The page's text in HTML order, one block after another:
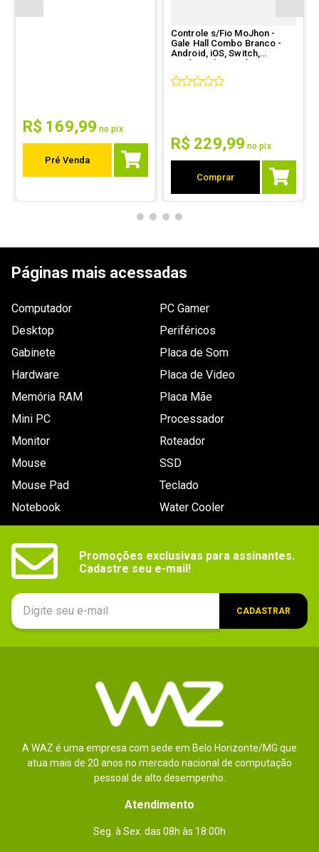
Pedais
Não especificada.
informações
R$ 169,99 no pix
Pré Venda
Controle s/Fio MoJhon -
Gale Hall Combo Branco -
Android, iOS, Switch,
Windows (Branco) - BIGBIG
WON
R$ 229,99 no pix
Comprar
Páginas mais acessadas
Computador
Desktop
Gabinete
Hardware
Memória RAM
Mini PC
Monitor
Mouse
Mouse Pad
Notebook
PC Gamer
Periféricos
Placa de Som
Placa de Video
Placa Mãe
Processador
Roteador
SSD
Teclado
Water Cooler
Promoções exclusivas para assinantes.
Cadastre seu e-mail!
CADASTRAR
A WAZ é uma empresa com sede em Belo Horizonte/MG que
atua mais de 20 anos no mercado nacional de computação
pessoal de alto desempenho.
Atendimento
Seg. à Sex. das 08h às 18:00h